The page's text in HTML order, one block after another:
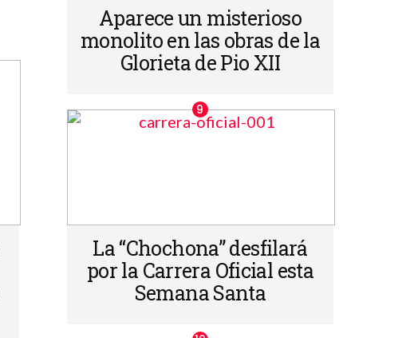
Aparece un misterioso
monolito en las obras de la
Glorieta de Pio XII
La “Chochona” desfilará
por la Carrera Oficial esta
Semana Santa